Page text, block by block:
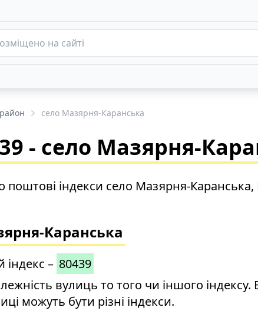
село Мазярня-Каранська
- село Мазярня-
поштові індекси село Мазярня-
Каранська
індекс – 80439
вулиць то того чи іншого індексу.
можуть бути різні індекси.